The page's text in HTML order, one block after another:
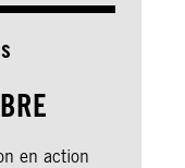
en action